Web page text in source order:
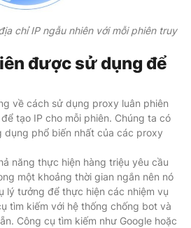
chỉ IP ngẫu nhiên với mỗi phiên truy
được sử dụng để
về cách sử dụng proxy luân phiên
tạo IP cho mỗi phiên. Chúng ta có
dụng phổ biến nhất của các proxy
năng thực hiện hàng triệu yêu cầu
một khoảng thời gian ngắn nên nó
lý tưởng để thực hiện các nhiệm vụ
tìm kiếm với hệ thống chống bot và
Công cụ tìm kiếm như Google hoặc